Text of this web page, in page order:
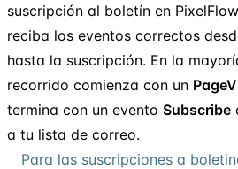
suscripción al boletín en
reciba los eventos correctos
hasta la suscripción. En la
recorrido comienza con un
termina con un evento Subscribe
a tu lista de correo.
Para las suscripciones a